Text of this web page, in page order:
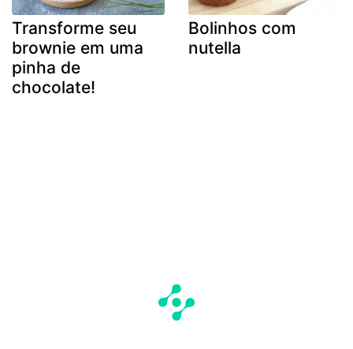
Transforme seu
brownie em uma
pinha de
chocolate!
Bolinhos com
nutella